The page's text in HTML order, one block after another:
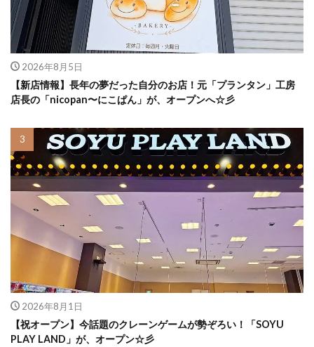
2026年8月5日
【新店情報】長年の夢だった自分のお店！元「プランタン」工房
店長の「nicopan〜にこぱん」が、オープンへ☆彡
2026年8月1日
【祝オープン】今話題のクレーンゲームが勢ぞろい！「SOYU
PLAY LAND」が、オープン☆彡